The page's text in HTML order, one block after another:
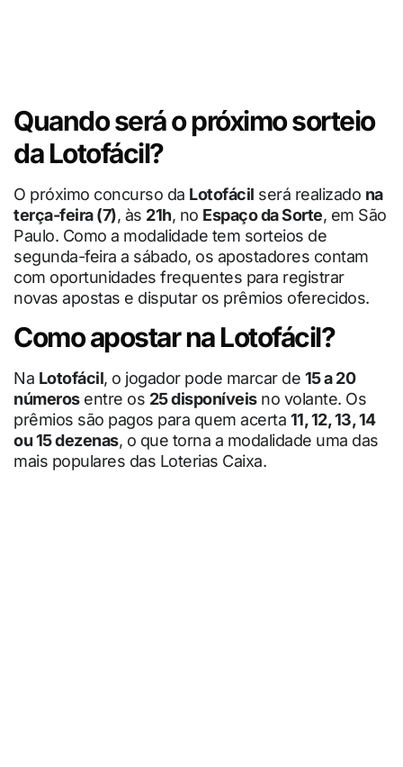
Quando será o próximo sorteio
da Lotofácil?
O próximo concurso da Lotofácil será realizado na
terça-feira (7), às 21h, no Espaço da Sorte, em São
Paulo. Como a modalidade tem sorteios de
segunda-feira a sábado, os apostadores contam
com oportunidades frequentes para registrar
novas apostas e disputar os prêmios oferecidos.
Como apostar na Lotofácil?
Na Lotofácil, o jogador pode marcar de 15 a 20
númerosentre os 25 disponíveisno volante. Os
prêmios são pagos para quem acerta 11, 12, 13, 14
ou 15 dezenas, o que torna a modalidade uma das
mais populares das Loterias Caixa.